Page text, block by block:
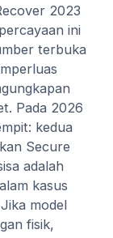
2023
ini
terbuka
Pada 2026
kedua
Secure
adalah
kasus
model
fisik,